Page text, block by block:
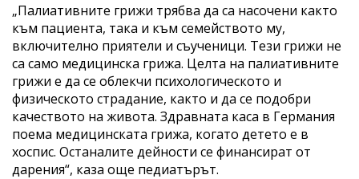
„Палиативните грижи трябва да са насочени както
към пациента, така и към семейството му,
включително приятели и съученици. Тези грижи не
са само медицинска грижа. Целта на палиативните
грижи е да се облекчи психологическото и
физическото страдание, както и да се подобри
качеството на живота. Здравната каса в Германия
поема медицинската грижа, когато детето е в
хоспис. Останалите дейности се финансират от
дарения“, каза още педиатърът.